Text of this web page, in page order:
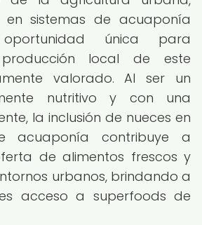
en sistemas de acuaponía
única para
local de este
valorado. Al ser un
nutritivo y con una
la inclusión de nueces en
acuaponía contribuye a
de alimentos frescos y
urbanos, brindando a
acceso a superfoods de